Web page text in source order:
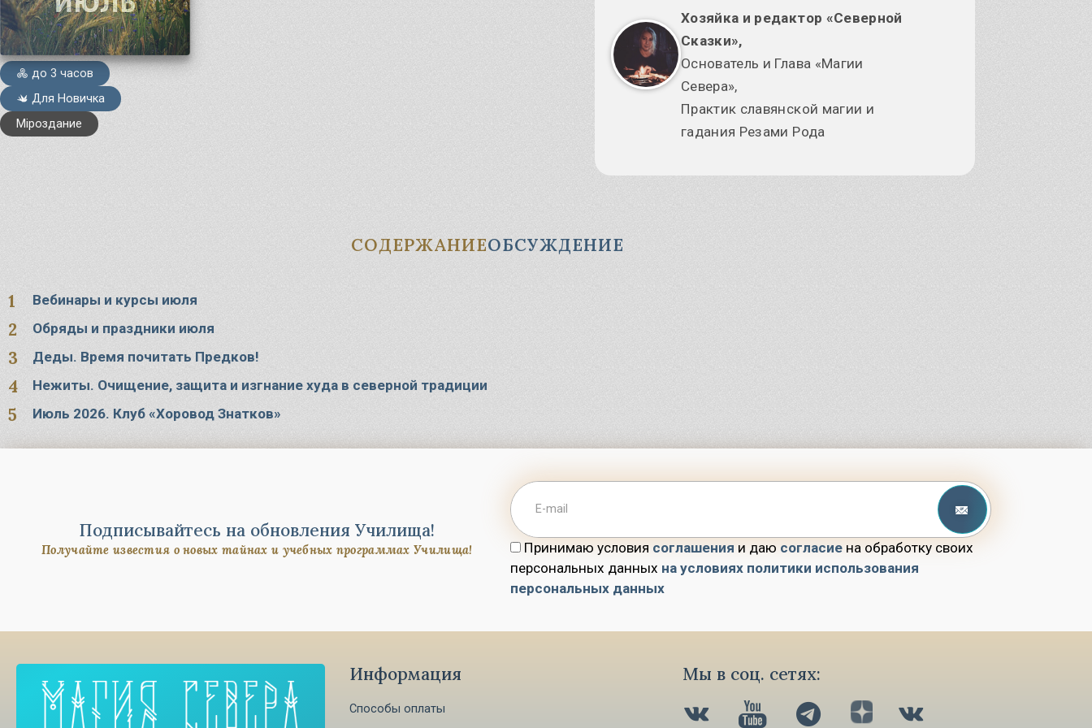
Узнать
до 3 часов
Для Новичка
Мiроздание
Хозяйка и редактор «Северной
Сказки»,
Основатель и Глава «Магии
Севера»,
Практик славянской магии и
гадания Резами Рода
СОДЕРЖАНИЕОБСУЖДЕНИЕ
Вебинары и курсы июля
Обряды и праздники июля
Деды. Время почитать Предков!
Нежиты. Очищение, защита и изгнание худа в северной традиции
Июль 2026. Клуб «Хоровод Знатков»
Подписывайтесь на обновления Училища!
Получайте известия о новых тайнах и учебных программах Училища! Принимаю условия соглашения и даю согласиена обработку своих
персональных данных на условиях политики использования
персональных данных
Информация
Способы оплаты
Мы в соц. сетях: